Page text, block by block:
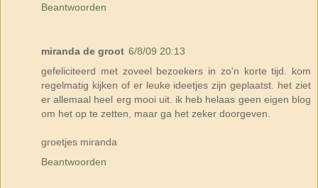
Beantwoorden
miranda de groot 6/8/09 20:13
gefeliciteerd met zoveel bezoekers in zo'n korte tijd. kom
regelmatig kijken of er leuke ideetjes zijn geplaatst. het ziet
er allemaal heel erg mooi uit. ik heb helaas geen eigen blog
om het op te zetten, maar ga het zeker doorgeven.
groetjes miranda
Beantwoorden